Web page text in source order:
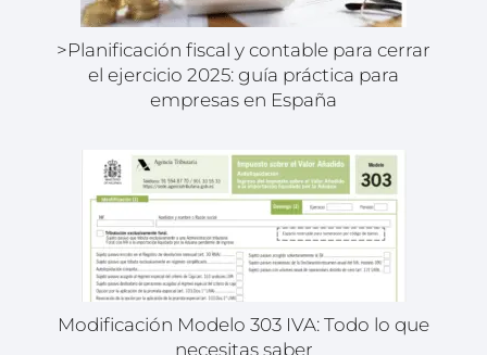
>Planificación fiscal y contable para cerrar
el ejercicio 2025: guía práctica para
empresas en España
Modificación Modelo 303 IVA: Todo lo que
necesitas saber